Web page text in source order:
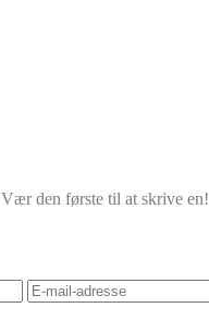
den første til at skrive en!